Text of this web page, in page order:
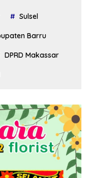
Sulsel
Barru
DPRD Makassar